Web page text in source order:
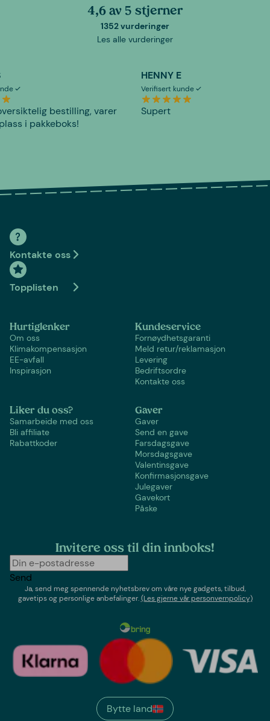
4,6 av 5 stjerner
1352 vurderinger
Les alle vurderinger
bestilling, varer
i pakkeboks!
HENNY E
Verifisert kunde
Supert
Kontakte oss
Topplisten
Hurtiglenker
Om oss
Klimakompensasjon
EE-avfall
Inspirasjon
Kundeservice
Fornøydhetsgaranti
Meld retur/reklamasjon
Levering
Bedriftsordre
Kontakte oss
Liker du oss?
Samarbeide med oss
Bli affiliate
Rabattkoder
Gaver
Gaver
Send en gave
Farsdagsgave
Morsdagsgave
Valentinsgave
Konfirmasjonsgave
Julegaver
Gavekort
Påske
Invitere oss til din innboks!
Send
Ja, send meg spennende nyhetsbrev om våre nye gadgets, tilbud,
gavetips og personlige anbefalinger.(Les gjerne vår personvernpolicy)
Bytte land